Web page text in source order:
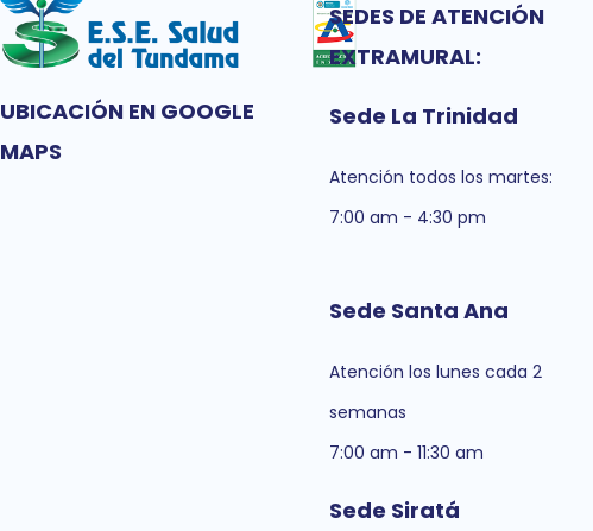
UBICACIÓN EN GOOGLE
MAPS
SEDES DE ATENCIÓN
EXTRAMURAL:
Sede La Trinidad
Atención todos los martes:
7:00 am - 4:30 pm
Sede Santa Ana
Atención los lunes cada 2
semanas
7:00 am - 11:30 am
Sede Siratá